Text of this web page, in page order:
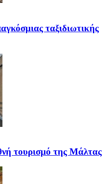
ταξιδιωτικής
τουρισμό της Μάλτας